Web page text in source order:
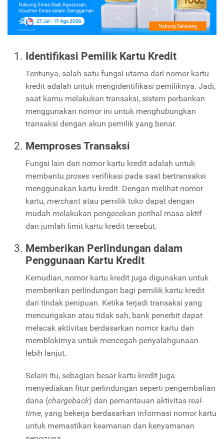
Identifikasi Pemilik Kartu Kredit
Tentunya, salah satu fungsi utama dari nomor kartu
kredit adalah untuk mengidentifikasi pemiliknya. Jadi,
saat kamu melakukan transaksi, sistem perbankan
menggunakan nomor ini untuk menghubungkan
transaksi dengan akun pemilik yang benar.
Memproses Transaksi
Fungsi lain dari nomor kartu kredit adalah untuk
membantu proses verifikasi pada saat bertransaksi
menggunakan kartu kredit. Dengan melihat nomor
kartu, merchant atau pemilik toko dapat dengan
mudah melakukan pengecekan perihal masa aktif
dan jumlah limit kartu kredit tersebut.
Memberikan Perlindungan dalam
Penggunaan Kartu Kredit
Kemudian, nomor kartu kredit juga digunakan untuk
memberikan perlindungan bagi pemilik kartu kredit
dari tindak penipuan. Ketika terjadi transaksi yang
mencurigakan atau tidak sah, bank penerbit dapat
melacak aktivitas berdasarkan nomor kartu dan
memblokirnya untuk mencegah penyalahgunaan
lebih lanjut.
Selain itu, sebagian besar kartu kredit juga
menyediakan fitur perlindungan seperti pengembalian
dana (chargeback) dan pemantauan aktivitas real-
time, yang bekerja berdasarkan informasi nomor kartu
untuk memastikan keamanan dan kenyamanan